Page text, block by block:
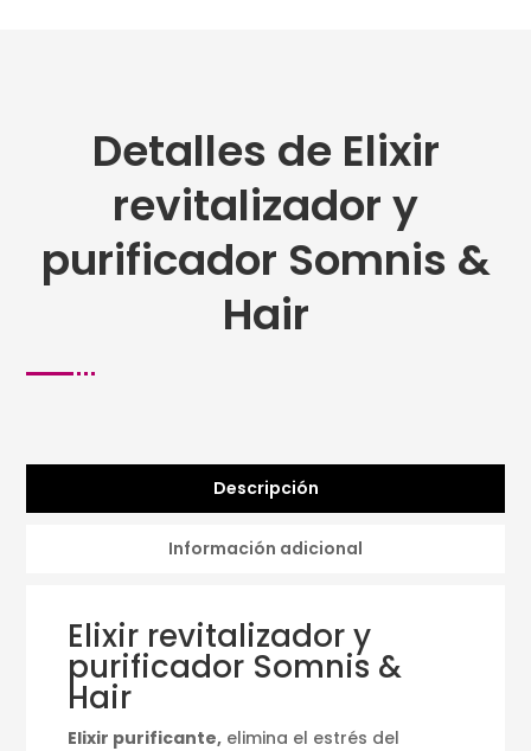
Detalles de Elixir
revitalizador y
purificador Somnis &
Hair
Descripción
Información adicional
Elixir revitalizador y
purificador Somnis &
Hair
Elixir purificante, elimina el estrés del